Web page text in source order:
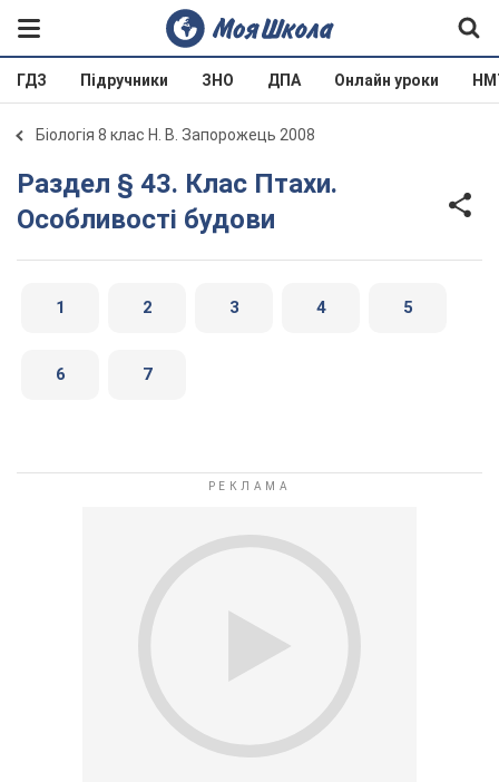
ГДЗ Підручники ЗНО ДПА Онлайн уроки
Біологія 8 клас Н. В. Запорожець 2008
Раздел § 43. Клас Птахи.
Особливості будови
1 2 3 4 5
6 7